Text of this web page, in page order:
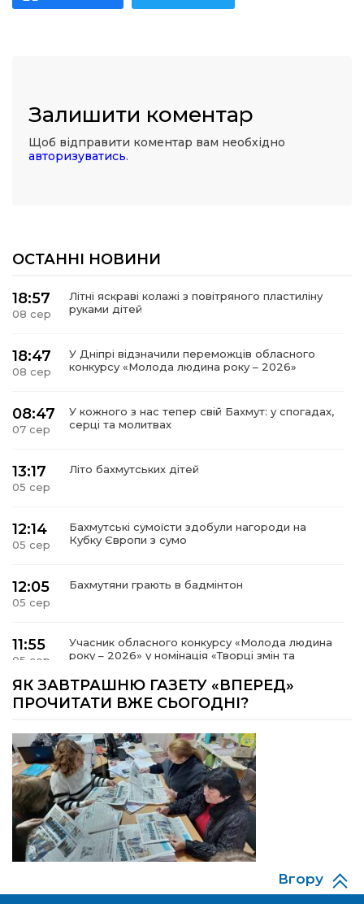
Залишити коментар
Щоб відправити коментар вам необхідно
авторизуватись.
ОСТАННІ НОВИНИ
18:57
08 сер
Літні яскраві колажі з повітряного пластиліну
руками дітей
18:47
08 сер
У Дніпрі відзначили переможців обласного
конкурсу «Молода людина року – 2026»
08:47
07 сер
У кожного з нас тепер свій Бахмут: у спогадах,
серці та молитвах
13:17
05 сер
Літо бахмутських дітей
12:14
05 сер
Бахмутські сумоїсти здобули нагороди на
Кубку Європи з сумо
12:05
05 сер
Бахмутяни грають в бадмінтон
11:55
05 сер
Учасник обласного конкурсу «Молода людина
року – 2026» у номінація «Творці змін та
15:18
Мобільні клініки надали медичну допомогу 4
09:27
03 сер
ВПО можуть не платити за частину
комунальних послуг: про що йдеться
14:12
01 сер
Досі ВПО? Юристка розповіла, коли
переселенці втрачають виплати та статус
внутрішньо переміщеної особи
14:04
ЯК ЗАВТРАШНЮ ГАЗЕТУ «ВПЕРЕД»
ПРОЧИТАТИ ВЖЕ СЬОГОДНІ?
Вгору